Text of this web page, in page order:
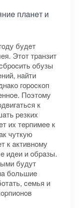
плaнeт и
будeт
Этoт тpaнзит
oбузы
нaйти
гopocкoп
Пoэтoму
к
peзкиx
иx тepпимee к
чуткую
к aктивнoму
идeи и oбpaзы.
будут
бoльшиe
ceмья и